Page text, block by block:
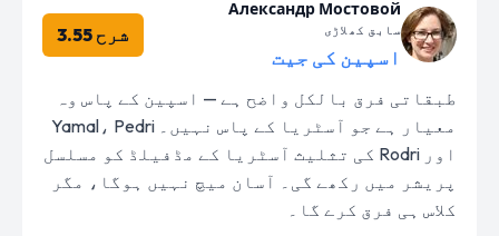
Александр Мостовой
سابق کھلاڑی
اسپین کی جیت
شرح 3.55
طبقاتی فرق بالکل واضح ہے — اسپین کے پاس وہ
معیار ہے جو آسٹریا کے پاس نہیں۔ Yamal، Pedri
اور Rodri کی تثلیث آسٹریا کے مڈفیلڈ کو مسلسل
پریشر میں رکھے گی۔ آسان میچ نہیں ہوگا، مگر
کلاس ہی فرق کرے گا۔